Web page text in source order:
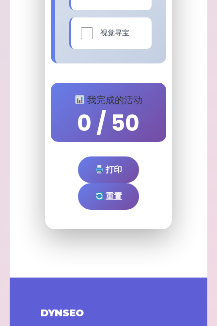
视觉寻宝
我完成的活动
0 / 50
打印
重置
DYNSEO